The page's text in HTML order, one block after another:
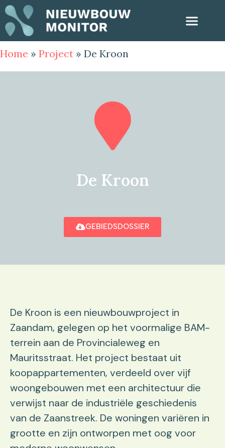
Home » Project » De Kroon
De Kroon
GEBIEDSDOSSIER
De Kroon is een nieuwbouwproject in
Zaandam, gelegen op het voormalige BAM-
terrein aan de Provincialeweg en
Mauritsstraat. Het project bestaat uit
koopappartementen, verdeeld over vijf
woongebouwen met een architectuur die
verwijst naar de industriële geschiedenis
van de Zaanstreek. De woningen variëren in
grootte en zijn ontworpen met oog voor